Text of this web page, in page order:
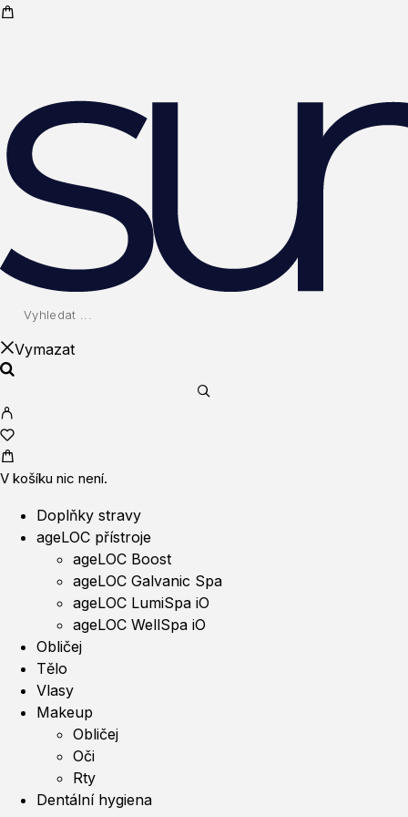
Vymazat
V košíku nic není.
Doplňky stravy
ageLOC přístroje
ageLOC Boost
ageLOC Galvanic Spa
ageLOC LumiSpa iO
ageLOC WellSpa iO
Obličej
Tělo
Vlasy
Makeup
Obličej
Oči
Rty
Dentální hygiena